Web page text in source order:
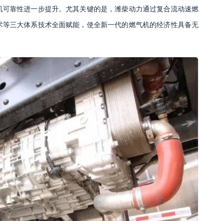
靠性进一步提升。尤其关键的是，潍柴动力通过复合流动速燃
三大体系技术全面赋能，使全新一代的燃气机的经济性具备无